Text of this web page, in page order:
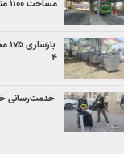
مساحت ۱۱۰۰ متر مربع
۴
خدمت‌رسانی